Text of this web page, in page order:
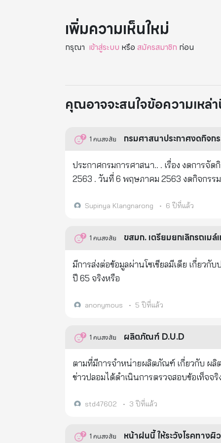
เพิ่มความเห็นใหม่
กรุณา เข้าสู่ระบบ หรือ สมัครสมาชิก ก่อน
คุณอาจจะสนใจข้อความเหล่
1 คนสงสัย กรมศาสนาประกาศงดกิจก
ประกาศกรมการศาสนา.. . เรื่อง งดการจั
2563 . วันที่ 6 พฤษภาคม 2563 งดกิจกรร
Supinya Klangnarong • 6 ปีที่แล้ว
1 คนสงสัย ขสมก. เตรียมยกเลิกรถเม
มีการส่งต่อข้อมูลผ่านโซเชียลมีเดีย เกี่ยวกั
ปี 65 จริงหรือ
anonymous • 5 ปีที่แล้ว
1 คนสงสัย ผลิตภัณฑ์ D.U.D
ตามที่มีการจำหน่ายผลิตภัณฑ์ เกี่ยวกับ ผลิ
ข่าวปลอมได้ดำเนินการตรวจสอบข้อเท็จจ
ความอ่อนเยาว์กลับไปได้ 20 ปี ใน 3 เดื
จากการตรวจสอบเว็บไซต์ขายผลิตภัณฑ์
std47602 • 3 ปีที่แล้ว
1 คนสงสัย